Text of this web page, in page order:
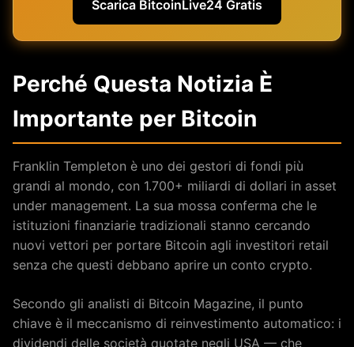
Scarica BitcoinLive24 Gratis
Perché Questa Notizia È
Importante per Bitcoin
Franklin Templeton è uno dei gestori di fondi più
grandi al mondo, con 1.700+ miliardi di dollari in asset
under management. La sua mossa conferma che le
istituzioni finanziarie tradizionali stanno cercando
nuovi vettori per portare Bitcoin agli investitori retail
senza che questi debbano aprire un conto crypto.
Secondo gli analisti di Bitcoin Magazine, il punto
chiave è il meccanismo di reinvestimento automatico: i
dividendi delle società quotate negli USA — che